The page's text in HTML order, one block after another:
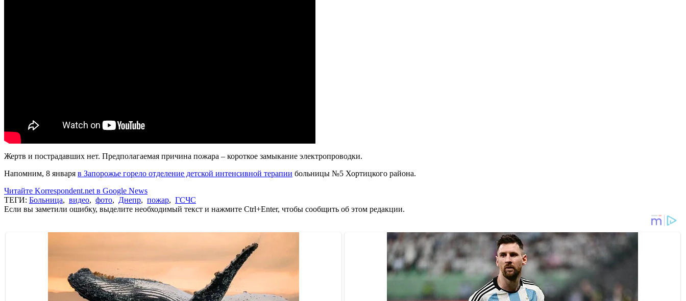
Жертв и пострадавших нет. Предполагаемая причина пожара – короткое замыкание электропроводки.
Напомним, 8 января в Запорожье горело отделение детской интенсивной терапии больницы №5 Хортицкого района.
Читайте Korrespondent.net в Google News
ТЕГИ: Больница, видео, фото, Днепр, пожар, ГСЧС
Если вы заметили ошибку, выделите необходимый текст и нажмите Ctrl+Enter, чтобы сообщить об этом редакции.